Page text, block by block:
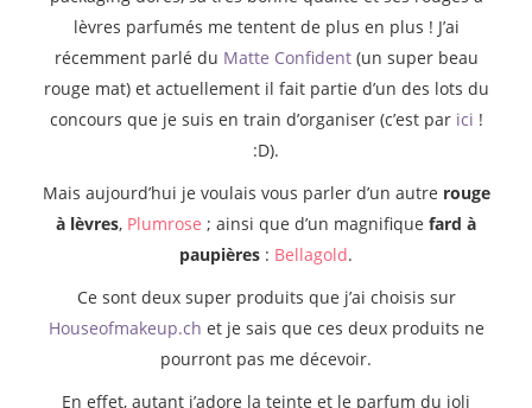
lèvres parfumés me tentent de plus en plus ! J’ai
récemment parlé du Matte Confident(un super beau
rouge mat) et actuellement il fait partie d’un des lots du
concours que je suis en train d’organiser (c’est par ici !
:D).
Mais aujourd’hui je voulais vous parler d’un autre rouge
à lèvres, Plumrose ; ainsi que d’un magnifique fard à
paupières : Bellagold.
Ce sont deux super produits que j’ai choisis sur
Houseofmakeup.ch et je sais que ces deux produits ne
pourront pas me décevoir.
En effet, autant j’adore la teinte et le parfum du joli